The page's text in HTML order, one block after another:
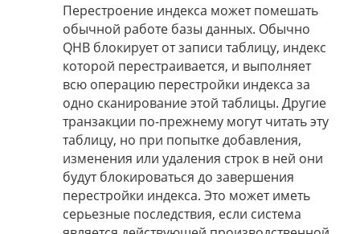
Перестроение индекса может помешать
обычной работе базы данных. Обычно
QHB блокирует от записи таблицу, индекс
которой перестраивается, и выполняет
всю операцию перестройки индекса за
одно сканирование этой таблицы. Другие
транзакции по-прежнему могут читать эту
таблицу, но при попытке добавления,
изменения или удаления строк в ней они
будут блокироваться до завершения
перестройки индекса. Это может иметь
серьезные последствия, если система